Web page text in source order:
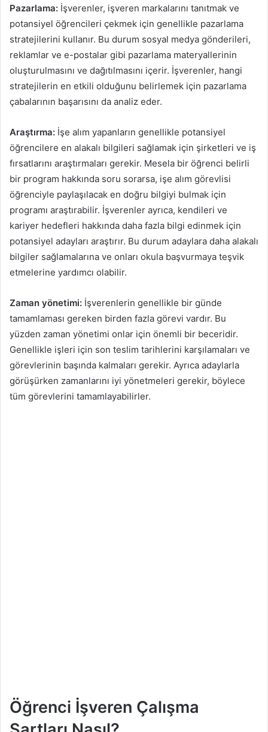
Pazarlama: İşverenler, işveren markalarını tanıtmak ve
potansiyel öğrencileri çekmek için genellikle pazarlama
stratejilerini kullanır. Bu durum sosyal medya gönderileri,
reklamlar ve e-postalar gibi pazarlama materyallerinin
oluşturulmasını ve dağıtılmasını içerir. İşverenler, hangi
stratejilerin en etkili olduğunu belirlemek için pazarlama
çabalarının başarısını da analiz eder.
Araştırma: İşe alım yapanların genellikle potansiyel
öğrencilere en alakalı bilgileri sağlamak için şirketleri ve iş
fırsatlarını araştırmaları gerekir. Mesela bir öğrenci belirli
bir program hakkında soru sorarsa, işe alım görevlisi
öğrenciyle paylaşılacak en doğru bilgiyi bulmak için
programı araştırabilir. İşverenler ayrıca, kendileri ve
kariyer hedefleri hakkında daha fazla bilgi edinmek için
potansiyel adayları araştırır. Bu durum adaylara daha alakalı
bilgiler sağlamalarına ve onları okula başvurmaya teşvik
etmelerine yardımcı olabilir.
Zaman yönetimi: İşverenlerin genellikle bir günde
tamamlaması gereken birden fazla görevi vardır. Bu
yüzden zaman yönetimi onlar için önemli bir beceridir.
Genellikle işleri için son teslim tarihlerini karşılamaları ve
görevlerinin başında kalmaları gerekir. Ayrıca adaylarla
görüşürken zamanlarını iyi yönetmeleri gerekir, böylece
tüm görevlerini tamamlayabilirler.
Öğrenci İşveren Çalışma